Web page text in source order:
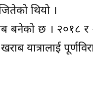
थियो ।
बनेको छ । २०१८ र
यात्रालाई